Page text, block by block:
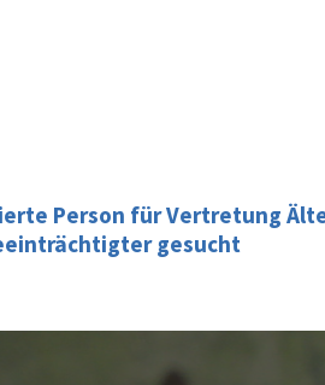
Person für Vertretung
gesucht